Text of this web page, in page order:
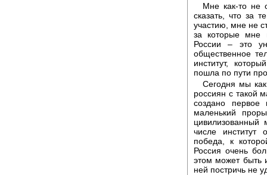
Мне как-то не
сказать, что за
участию, мне не
за которые мне
России – это
общественное
институт,
пошла по пути
Сегодня мы как
россиян с такой
создано первое
маленький
цивилизованный
числе институт
победа, к
Россия очень
этом может быть
ней постричь не